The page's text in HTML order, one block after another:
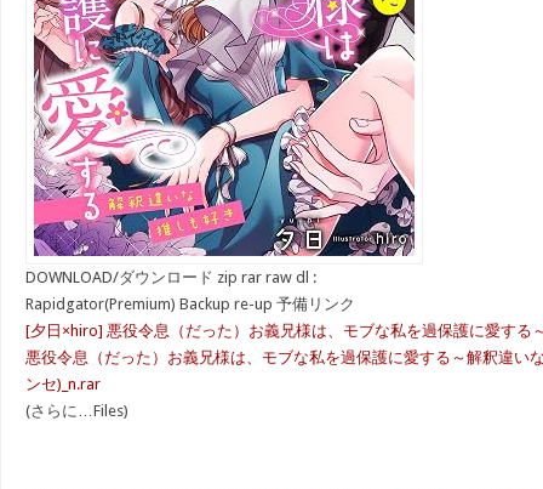
DOWNLOAD/ダウンロード zip rar raw dl :
Rapidgator(Premium) Backup re-up 予備リンク
[夕日×hiro] 悪役令息（だった）お義兄様は、モブな私を過保護に愛する
悪役令息（だった）お義兄様は、モブな私を過保護に愛する～解釈違い
ンセ)_n.rar
(さらに…Files)